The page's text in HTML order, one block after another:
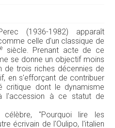
(1936-1982) apparaît
celle d'un classique de
e
siècle. Prenant acte de ce
se donne un objectif moins
trois riches décennies de
en s'efforçant de contribuer
critique dont le dynamisme
l'accession à ce statut de
"Pourquoi lire les
écrivain de l'Oulipo, l'italien